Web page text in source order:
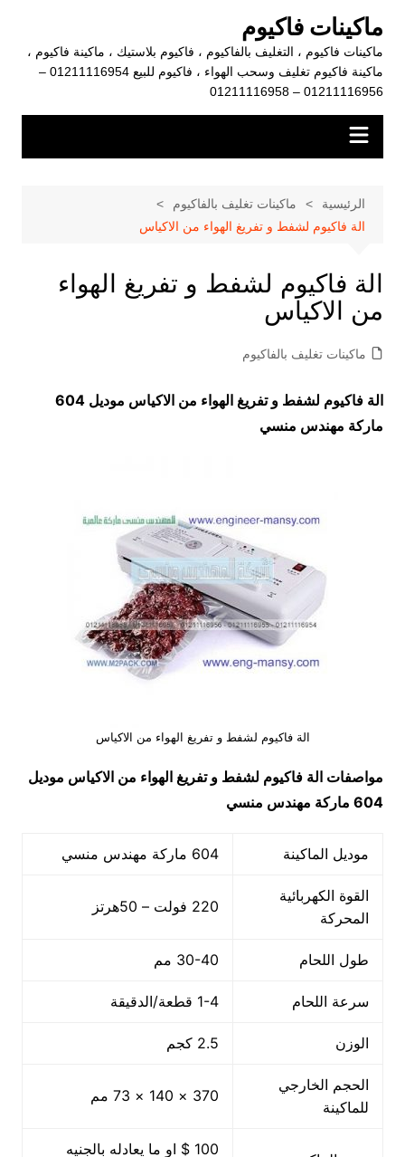
المحتوى
ماكينات فاكيوم
ماكينات فاكيوم ، التغليف بالفاكيوم ، فاكيوم بلاستيك ، ماكينة فاكيوم ،
ماكينة فاكيوم تغليف وسحب الهواء ، فاكيوم للبيع 01211116954 –
01211116956 – 01211116958
الرئيسية
ماكينات تغليف بالفاكيوم
الة فاكيوم لشفط و تفريغ الهواء من الاكياس
الة فاكيوم لشفط و تفريغ الهواء
من الاكياس
ماكينات تغليف بالفاكيوم
الة فاكيوم لشفط و تفريغ الهواء من الاكياس موديل 604
ماركة مهندس منسي
الة فاكيوم لشفط و تفريغ الهواء من الاكياس
مواصفات الة فاكيوم لشفط و تفريغ الهواء من الاكياس موديل
604 ماركة مهندس منسي
موديل الماكينة 604 ماركة مهندس منسي
القوة الكهربائية
المحركة
220 فولت – 50هرتز
طول اللحام 30-40 مم
سرعة اللحام 1-4 قطعة/الدقيقة
الوزن 2.5 كجم
الحجم الخارجي
للماكينة
370 × 140 × 73 مم
100 $ او ما يعادله بالجنيه